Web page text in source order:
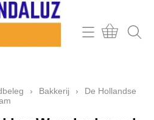
› Bakkerij ›
De Hollandse